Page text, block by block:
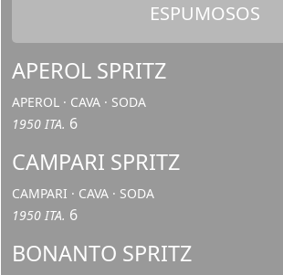
ESPUMOSOS
APEROL SPRITZ
APEROL · CAVA · SODA
1950 ITA. 6
CAMPARI SPRITZ
CAMPARI · CAVA · SODA
1950 ITA. 6
BONANTO SPRITZ